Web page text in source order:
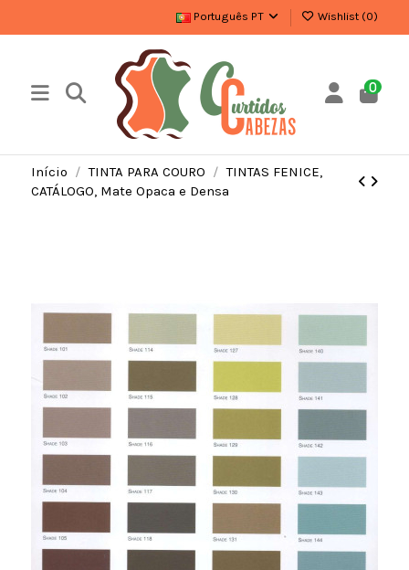
Português PT Wishlist (0)
0
Início TINTA PARA COURO
TINTAS FENICE,
CATÁLOGO, Mate Opaca e Densa